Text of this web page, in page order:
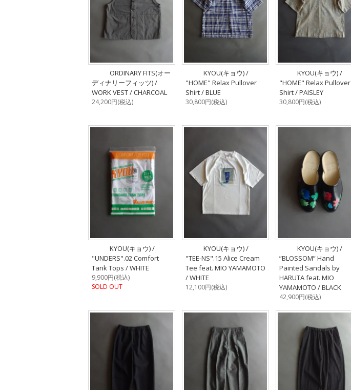
ORDINARY FITS(オー
ディナリーフィッツ) /
WORK VEST / CHARCOAL
24,200円(税込)
KYOU(キョウ) /
"HOME" Relax Pullover
Shirt / BLUE
30,800円(税込)
KYOU(キョウ) /
"HOME" Relax Pullover
Shirt / PAISLEY
30,800円(税込)
KYOU(キョウ) /
"UNDERS".02 Comfort
Tank Tops / WHITE
9,900円(税込)
SOLD OUT
KYOU(キョウ) /
"TEE-NS".15 Alice Cream
Tee feat. MIO YAMAMOTO
/ WHITE
12,100円(税込)
KYOU(キョウ) /
”BLOSSOM” Hand
Painted Sandals by
HARUTA feat. MIO
YAMAMOTO / BLACK
42,900円(税込)